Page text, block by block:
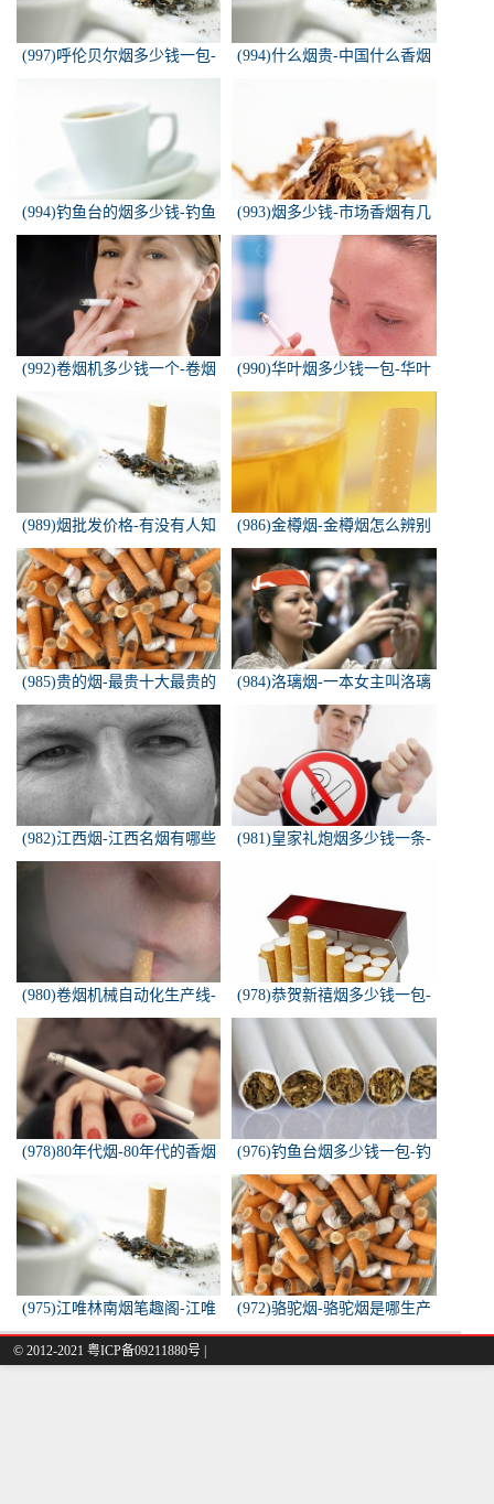
(997)呼伦贝尔烟多少钱一包-
白色的呼伦贝尔香烟多少钱一
(994)什么烟贵-中国什么香烟
(994)钓鱼台的烟多少钱-钓鱼
台香烟价格有哪几种规格？
(993)烟多少钱-市场香烟有几
种 各多少钱一包
(992)卷烟机多少钱一个-卷烟
(990)华叶烟多少钱一包-华叶
烟价格多少钱一包
(989)烟批发价格-有没有人知
道，各种香烟批发价？
(986)金樽烟-金樽烟怎么辨别
真假
(985)贵的烟-最贵十大最贵的
香烟是什么
(984)洛璃烟-一本女主叫洛璃
烟的快穿小说，叫什么名字来
着？？？
(982)江西烟-江西名烟有哪些
(981)皇家礼炮烟多少钱一条-
(980)卷烟机械自动化生产线-
中国烟草机械集团
(978)恭贺新禧烟多少钱一包-
恭贺新禧香烟有细支的多少钱
一盒？
(978)80年代烟-80年代的香烟
(976)钓鱼台烟多少钱一包-钓
鱼台烟多少钱一包
(975)江唯林南烟笔趣阁-江唯
林南烟小说叫什么名字？
(972)骆驼烟-骆驼烟是哪生产
的
© 2012-2021 粤ICP备09211880号 |